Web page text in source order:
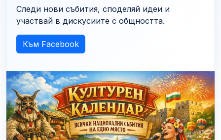
Следи нови събития, споделяй идеи и
участвай в дискусиите с общността.
Към Facebook